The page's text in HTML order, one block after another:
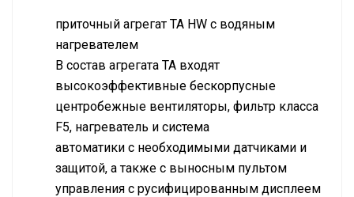
приточный агрегат ТА HW c водяным
нагревателем
В состав агрегата ТА входят
высокоэффективные бескорпусные
центробежные вентиляторы, фильтр класса
F5, нагреватель и система
автоматики с необходимыми датчиками и
защитой, а также с выносным пультом
управления с русифицированным дисплеем